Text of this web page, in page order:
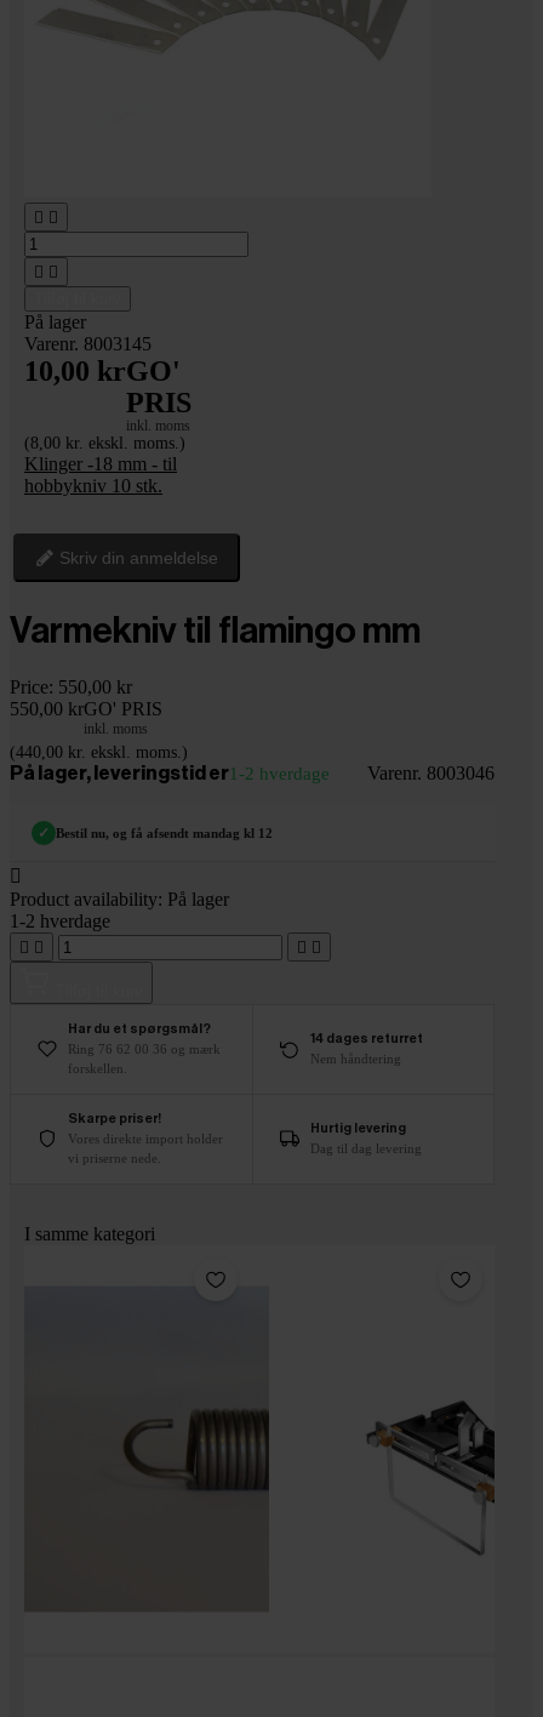
 
 
På lager
Varenr. 8003145
10,00 krGO'
PRIS
inkl. moms
(8,00 kr. ekskl. moms.)
Klinger -18 mm - til
hobbykniv 10 stk.
Skriv din anmeldelse
Varmekniv til flamingo mm
Price: 550,00 kr
550,00 krGO' PRIS
inkl. moms
(440,00 kr. ekskl. moms.)
På lager, leveringstid er1-2 hverdage Varenr. 8003046
✓ Bestil nu, og få afsendt mandag kl 12

Product availability: På lager
1-2 hverdage
   
Har du et spørgsmål?
Ring 76 62 00 36 og mærk
forskellen.
14 dages returret
Nem håndtering
Skarpe priser!
Vores direkte import holder
vi priserne nede.
Hurtig levering
Dag til dag levering
I samme kategori